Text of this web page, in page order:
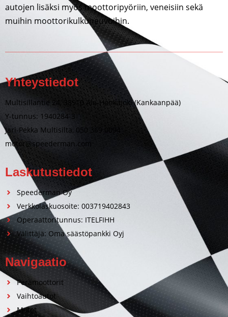
autojen lisäksi myös moottoripyöriin, veneisiin sekä
muihin moottorikulkuneuvoihin.
Yhteystiedot
Multisillantie 24, 38910 Ala-Honkajoki (Kankaanpää)
Y-tunnus: 1940284-3
Jari-Pekka Multisilta, 050 369 0094
motor@speederman.com
Laskutustiedot
Speederman Oy
Verkkolaskuosoite: 003719402843
Operaattoritunnus: ITELFIHH
Välittäjä: Oma säästöpankki Oyj
Navigaatio
Perämoottorit
Vaihtoautot
Motot